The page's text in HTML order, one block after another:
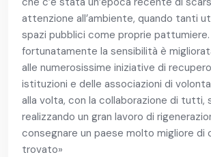
attenzione all’ambiente, quando tanti
spazi pubblici come proprie
fortunatamente la sensibilità è
alle numerosissime iniziative di
istituzioni e delle associazioni di
alla volta, con la collaborazione di tutti,
realizzando un gran lavoro di
consegnare un paese molto migliore di
trovato»